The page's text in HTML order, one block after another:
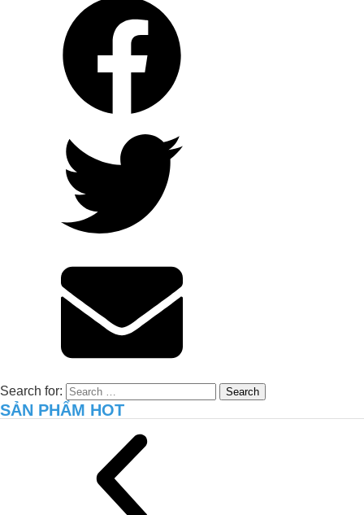
Search for:
SẢN PHẨM HOT
Giải Pháp Organic Carbon Cho Khu
Xử Lý Nước Thải _Nhà Máy Chế Biến
Sữa, Trường Thọ – Thủ Đức – TP. Hồ
Xử lý môi trường hiệu quả cho trại gà
8.000 con tại Long An – Giải pháp thực